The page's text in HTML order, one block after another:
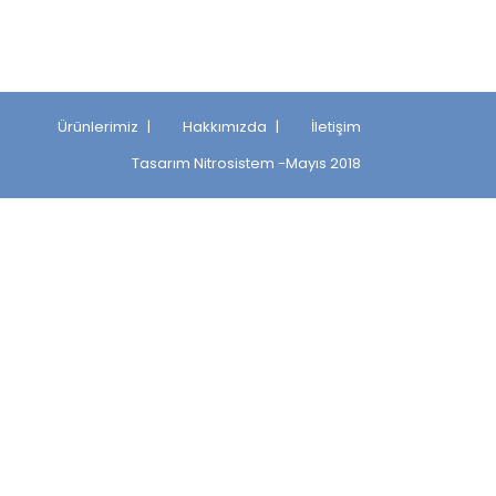
Ürünlerimiz Hakkımızda
İletişim
Tasarım Nitrosistem -Mayıs 2018